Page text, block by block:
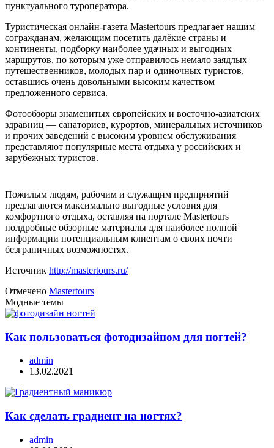
пунктуального туроператора.
Туристическая онлайн-газета Mastertours предлагает нашим
согражданам, желающим посетить далёкие страны и
континенты, подборку наиболее удачных и выгодных
маршрутов, по которым уже отправилось немало заядлых
путешественников, молодых пар и одиночных туристов,
оставшись очень довольными высоким качеством
предложенного сервиса.
Фотообзоры знаменитых европейских и восточно-азиатских
здравниц — санаториев, курортов, минеральных источников
и прочих заведений с высоким уровнем обслуживания
представляют популярные места отдыха у российских и
зарубежных туристов.
Пожилым людям, рабочим и служащим предприятий
предлагаются максимально выгодные условия для
комфортного отдыха, оставляя на портале Mastertours
полдробные обзорные материалы для наиболее полной
информации потенциальным клиентам о своих почти
безграничных возможностях.
Источник http://mastertours.ru/
Отмечено Mastertours
Модные темы
Как пользоваться фотодизайном для ногтей?
admin
13.02.2021
Как сделать градиент на ногтях?
admin